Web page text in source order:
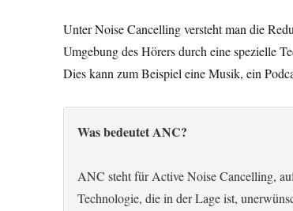
Unter Noise Cancelling versteht man die
Umgebung des Hörers durch eine spezielle
Dies kann zum Beispiel eine Musik, ein
Was bedeutet ANC?
ANC steht für Active Noise Cancelling,
Technologie, die in der Lage ist,